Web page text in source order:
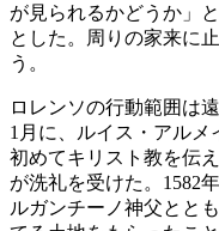
が見られるかどうか」
とした。周りの家来に
う。
ロレンソの行動範囲は
1月に、ルイス・アルメ
初めてキリスト教を伝
が洗礼を受けた。1582
ルガンチーノ神父とと